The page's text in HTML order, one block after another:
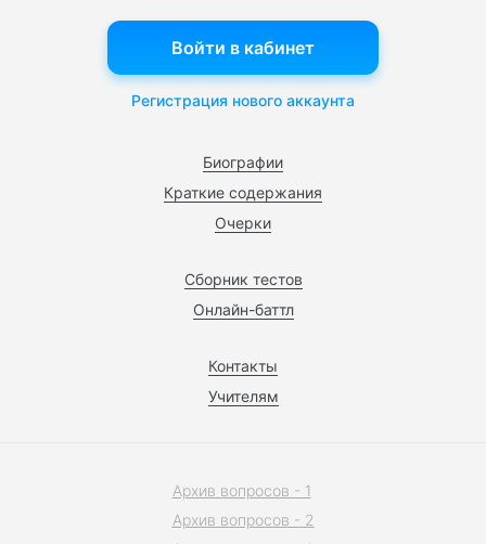
Биографии
Краткие содержания
Очерки
Сборник тестов
Онлайн-баттл
Контакты
Учителям
Войти в кабинет
Регистрация нового аккаунта
Архив вопросов - 1
Архив вопросов - 2